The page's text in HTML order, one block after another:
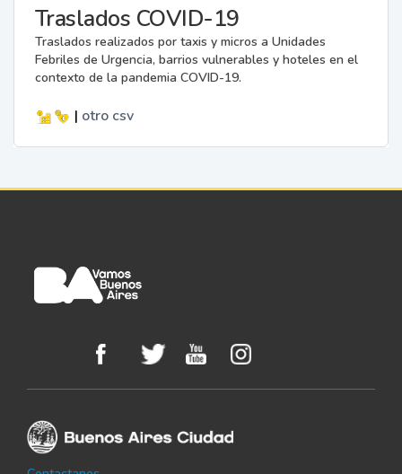
Traslados COVID-19
Traslados realizados por taxis y micros a Unidades
Febriles de Urgencia, barrios vulnerables y hoteles en el
contexto de la pandemia COVID-19.
| otro csv